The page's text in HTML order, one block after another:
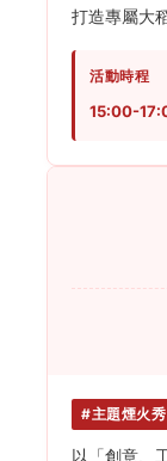
打造專屬大
活動時程
15:00-
#主題煙火秀
以「創意、